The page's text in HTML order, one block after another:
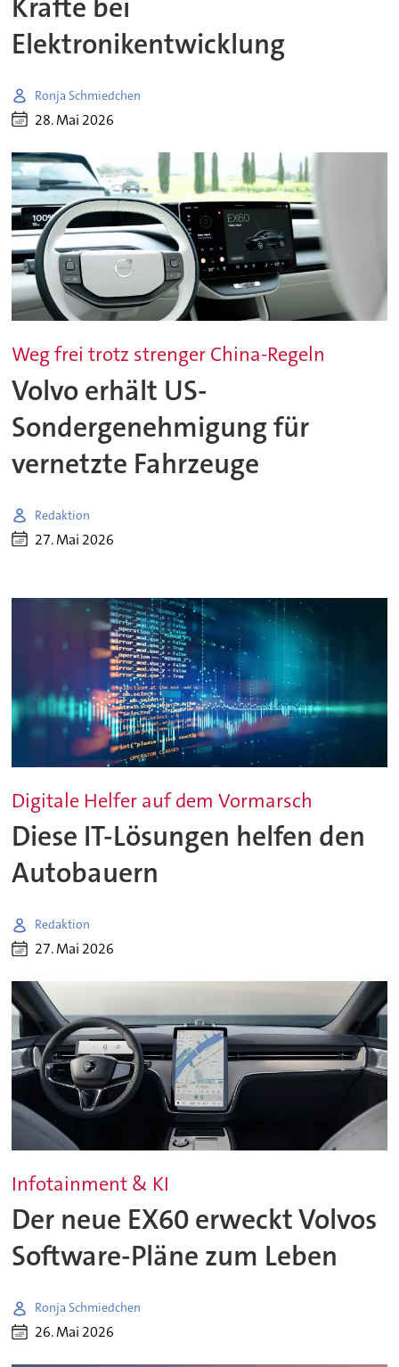
Kräfte bei
Elektronikentwicklung
Ronja Schmiedchen
28. Mai 2026
Weg frei trotz strenger China-Regeln
Volvo erhält US-
Sondergenehmigung für
vernetzte Fahrzeuge
Redaktion
27. Mai 2026
Digitale Helfer auf dem Vormarsch
Diese IT-Lösungen helfen den
Autobauern
Redaktion
27. Mai 2026
Infotainment & KI
Der neue EX60 erweckt Volvos
Software-Pläne zum Leben
Ronja Schmiedchen
26. Mai 2026